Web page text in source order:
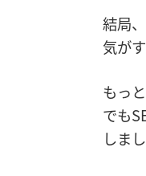
結局
気が
もっ
でも
しま